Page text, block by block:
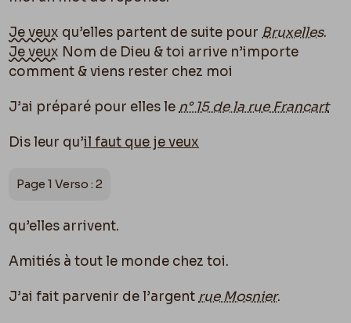
Je veux qu’elles partent de suite pourBruxelles.
Je veux Nom de Dieu & toi arrive n’importe
comment & viens rester chez moi
J’ai préparé pour elles len° 15 de la rue Francart
Dis leur qu’il faut que je veux
Page 1 Verso : 2
qu’elles arrivent.
Amitiés à tout le monde chez toi.
J’ai fait parvenir de l’argentrue Mosnier.